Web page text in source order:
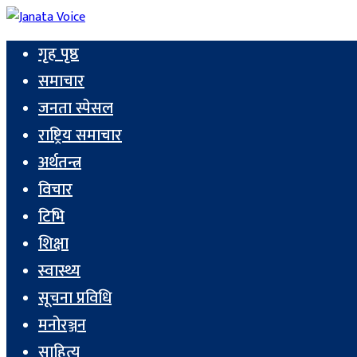
गृह पृष्ठ
समाचार
जनता स्पेसल
राष्ट्रिय समाचार
अर्थतन्त्र
विचार
टिभि
शिक्षा
स्वास्थ्य
सूचना प्रविधि
मनोरञ्जन